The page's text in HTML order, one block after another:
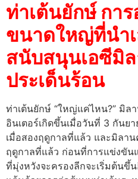
ท่าเต้นยักษ์ กา
ขนาดใหญ่ที่นำ
สนับสนุนเอซีมิ
ประเด็นร้อน
ท่าเต้นยักษ์ “ใหญ่แค่ไหน?” มิล
อินเตอร์เกิดขึ้นเมื่อวันที่ 3 กันย
เมื่อสองฤดูกาลที่แล้ว และมิลา
ฤดูกาลที่แล้ว ก่อนที่การแข่งขัน
ที่มุ่งหวังจะครองลีกจะเริ่มต้นขึ้